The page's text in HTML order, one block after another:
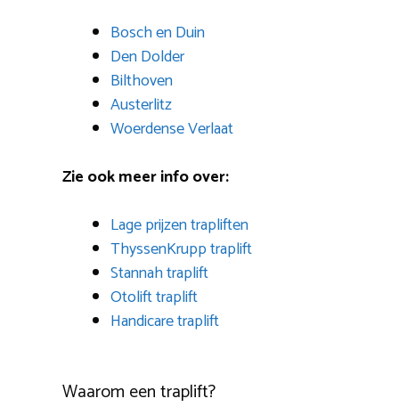
Bosch en Duin
Den Dolder
Bilthoven
Austerlitz
Woerdense Verlaat
Zie ook meer info over:
Lage prijzen trapliften
ThyssenKrupp traplift
Stannah traplift
Otolift traplift
Handicare traplift
Waarom een traplift?